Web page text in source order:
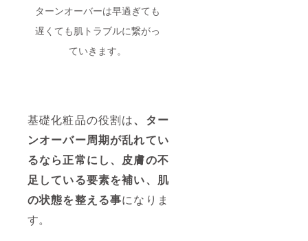
ターンオーバーは早過ぎても
遅くても肌トラブルに繋がっ
ていきます。
基礎化粧品の役割は、ター
ンオーバー周期が乱れてい
るなら正常にし、皮膚の不
足している要素を補い、肌
の状態を整える事になりま
す。